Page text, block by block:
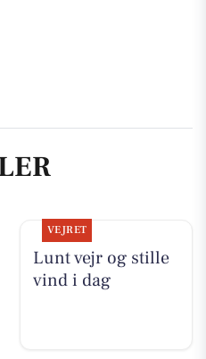
VEJRET
Lunt vejr og stille
vind i dag